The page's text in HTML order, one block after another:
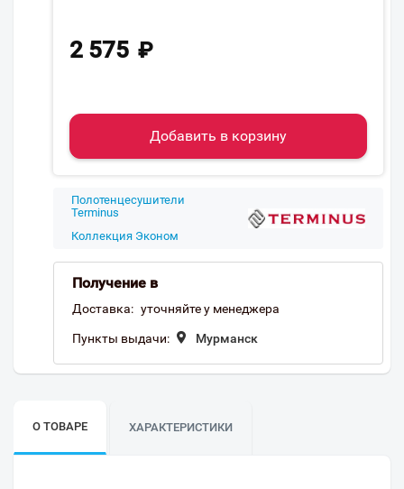
2 575 ₽
Добавить в корзину
Полотенцесушители
Terminus
Коллекция Эконом
Получение в
Доставка: уточняйте у менеджера
Пункты выдачи: Мурманск
О ТОВАРЕ ХАРАКТЕРИСТИКИ